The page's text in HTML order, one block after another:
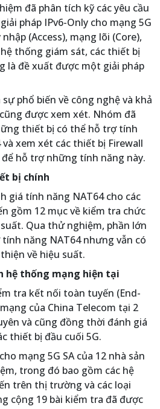
đã phân tích kỹ các yêu cầu
pháp IPv6-Only cho mạng 5G
(Access), mạng lõi (Core),
thống giám sát, các thiết bị
là đề xuất được một giải pháp
phổ biến về công nghệ và khả
được xem xét. Nhóm đã
thiết bị có thể hỗ trợ tính
và xem xét các thiết bị Firewall
hỗ trợ những tính năng này.
bị chính
giá tính năng NAT64 cho các
gồm 12 mục về kiểm tra chức
Qua thử nghiệm, phần lớn
năng NAT64 nhưng vẫn có
về hiệu suất.
hệ thống mạng hiện tại
tra kết nối toàn tuyến (End-
của China Telecom tại 2
và cũng đồng thời đánh giá
thiết bị đầu cuối 5G.
mạng 5G SA của 12 nhà sản
trong đó bao gồm các hệ
trên thị trường và các loại
cộng 19 bài kiểm tra đã được